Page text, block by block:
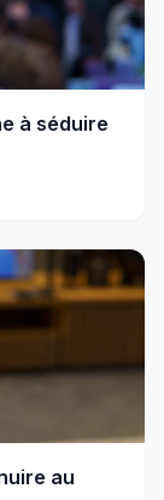
à séduire
au